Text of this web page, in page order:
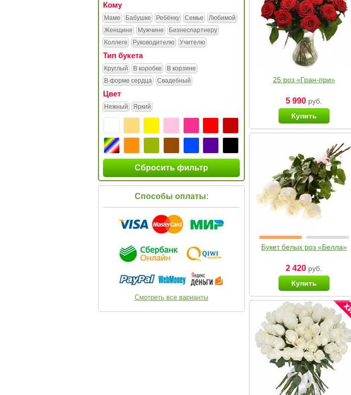
Кому
Маме Бабушке Ребёнку Семье
Любимой
Женщине
Мужчине
Бизнеспартнеру
Коллеге
Руководителю Учителю
Тип букета
Круглый В коробке
В корзине
В форме сердца
Свадебный
Цвет
Нежный Яркий
Сбросить фильтр
Способы оплаты:
Смотреть все варианты
25 роз «Гран-при»
5 990 руб.
Купить
Букет белых роз «Белла»
2 420 руб.
Купить